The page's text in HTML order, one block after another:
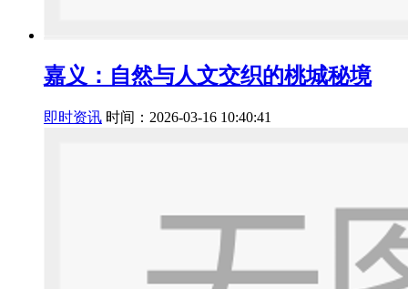
嘉义：自然与人文交织的桃城秘境
即时资讯 时间：2026-03-16 10:40:41